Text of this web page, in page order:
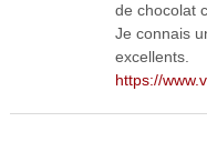
de chocolat
Je connais
excellents.
https://